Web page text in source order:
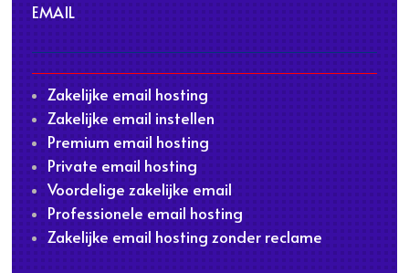
EMAIL
Zakelijke email hosting
Zakelijke email instellen
Premium email hosting
Private email hosting
Voordelige zakelijke email
Professionele email hosting
Zakelijke email hosting zonder reclame